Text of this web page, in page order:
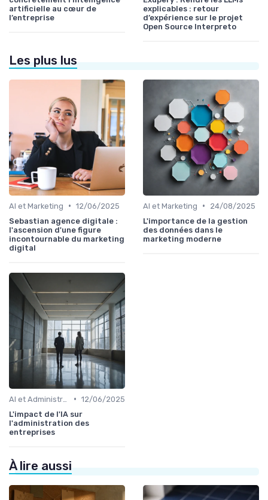
artificielle au cœur de
l’entreprise
explicables : retour
d’expérience sur le projet
Open Source Interpreto
Les plus lus
AI et Marketing • 12/06/2025
Sebastian agence digitale :
l'ascension d'une figure
incontournable du marketing
digital
AI et Marketing •
24/08/2025
L'importance de la gestion
des données dans le
marketing moderne
• 12/06/2025
L'impact de l'IA sur
l'administration des
entreprises
À lire aussi